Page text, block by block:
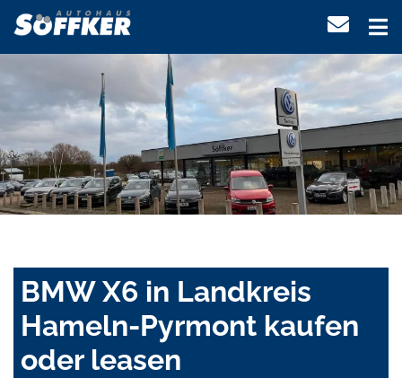
BMW X6 in Landkreis
Hameln-Pyrmont kaufen
oder leasen